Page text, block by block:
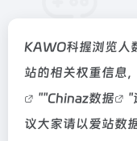
KAWO科握浏览人
站的相关权重信息
""Chinaz数据
"
议大家请以爱站数